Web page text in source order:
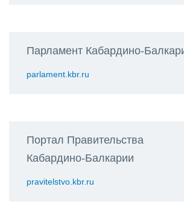
Парламент Кабардино-
parlament.kbr.ru
Портал Правительства
Кабардино-Балкарии
pravitelstvo.kbr.ru